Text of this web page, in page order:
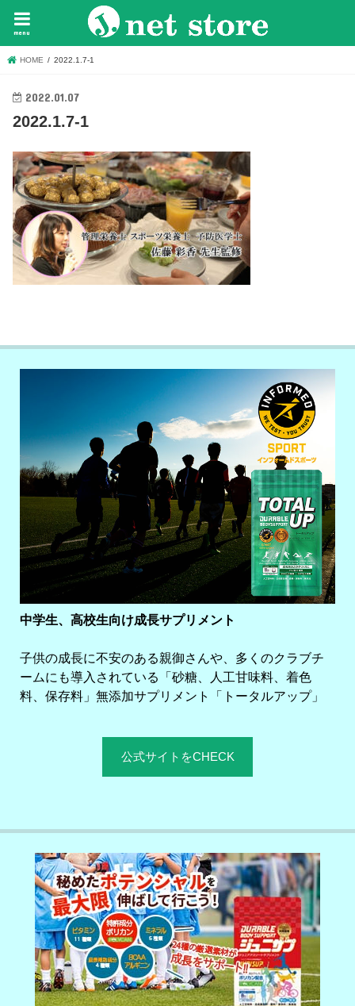
menu
HOME 2022.1.7-1
2022.01.07
2022.1.7-1
中学生、高校生向け成長サプリメント
子供の成長に不安のある親御さんや、多くのクラブチ
ームにも導入されている「砂糖、人工甘味料、着色
料、保存料」無添加サプリメント「トータルアップ」
公式サイトをCHECK